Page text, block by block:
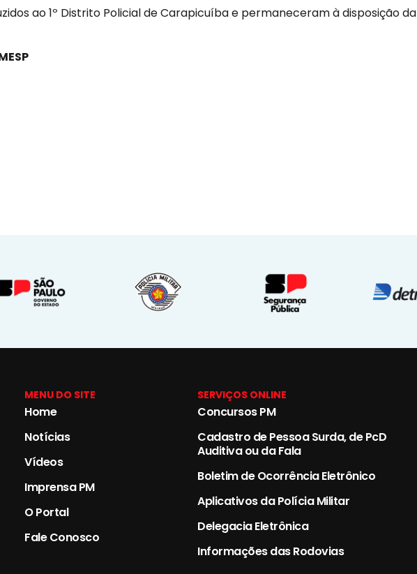
ao 1º Distrito Policial de Carapicuíba e permaneceram à disposição da
MENU DO SITE
Home
Notícias
Vídeos
Imprensa PM
O Portal
Fale Conosco
SERVIÇOS ONLINE
Concursos PM
Cadastro de Pessoa Surda, de PcD
Auditiva ou da Fala
Boletim de Ocorrência Eletrônico
Aplicativos da Polícia Militar
Delegacia Eletrônica
Informações das Rodovias